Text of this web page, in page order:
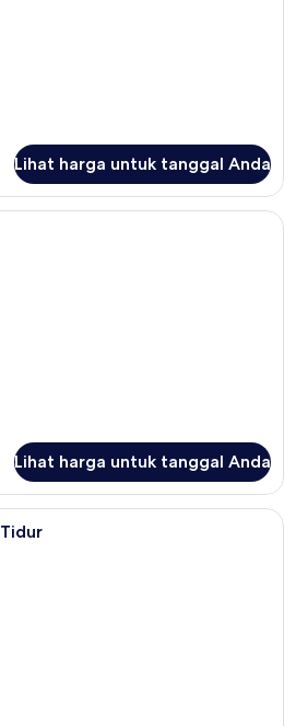
Lihat harga untuk tanggal Anda
Suite, 2 kamar tidur | Area keluarga
Lihat harga untuk tanggal Anda
Seprai premium, bantalan ekstra